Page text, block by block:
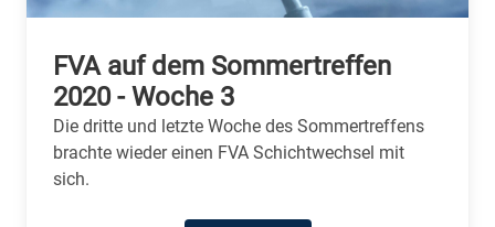
FVA auf dem Sommertreffen
2020 - Woche 3
Die dritte und letzte Woche des Sommertreffens
brachte wieder einen FVA Schichtwechsel mit
sich.